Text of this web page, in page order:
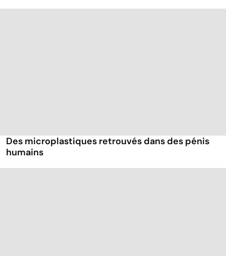
Des microplastiques retrouvés dans des pénis
humains